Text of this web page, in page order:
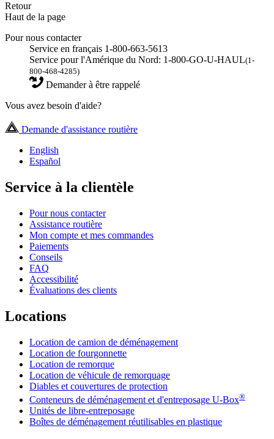
Retour
Haut de la page
Pour nous contacter
Service en français 1-800-663-5613
Service pour l'Amérique du Nord: 1-800-GO-U-HAUL(1-
800-468-4285)
Demander à être rappelé
Vous avez besoin d'aide?
Demande d'assistance routière
English
Español
Service à la clientèle
Pour nous contacter
Assistance routière
Mon compte et mes commandes
Paiements
Conseils
FAQ
Accessibilité
Évaluations des clients
Locations
Location de camion de déménagement
Location de fourgonnette
Location de remorque
Location de véhicule de remorquage
Diables et couvertures de protection
Conteneurs de déménagement et d'entreposage U-Box®
Unités de libre-entreposage
Boîtes de déménagement réutilisables en plastique